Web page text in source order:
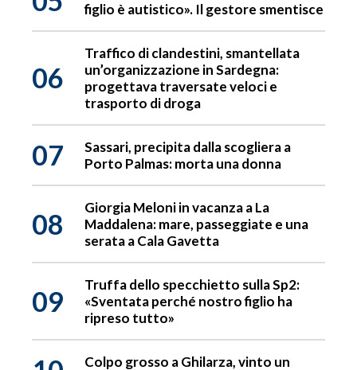
figlio è autistico». Il gestore smentisce
06
Traffico di clandestini, smantellata
un’organizzazione in Sardegna:
progettava traversate veloci e
trasporto di droga
07
Sassari, precipita dalla scogliera a
Porto Palmas: morta una donna
08
Giorgia Meloni in vacanza a La
Maddalena: mare, passeggiate e una
serata a Cala Gavetta
09
Truffa dello specchietto sulla Sp2:
«Sventata perché nostro figlio ha
ripreso tutto»
Colpo grosso a Ghilarza, vinto un